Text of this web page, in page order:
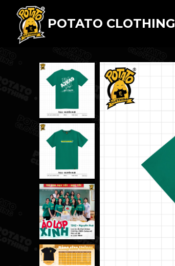
POTATO CLOTHING